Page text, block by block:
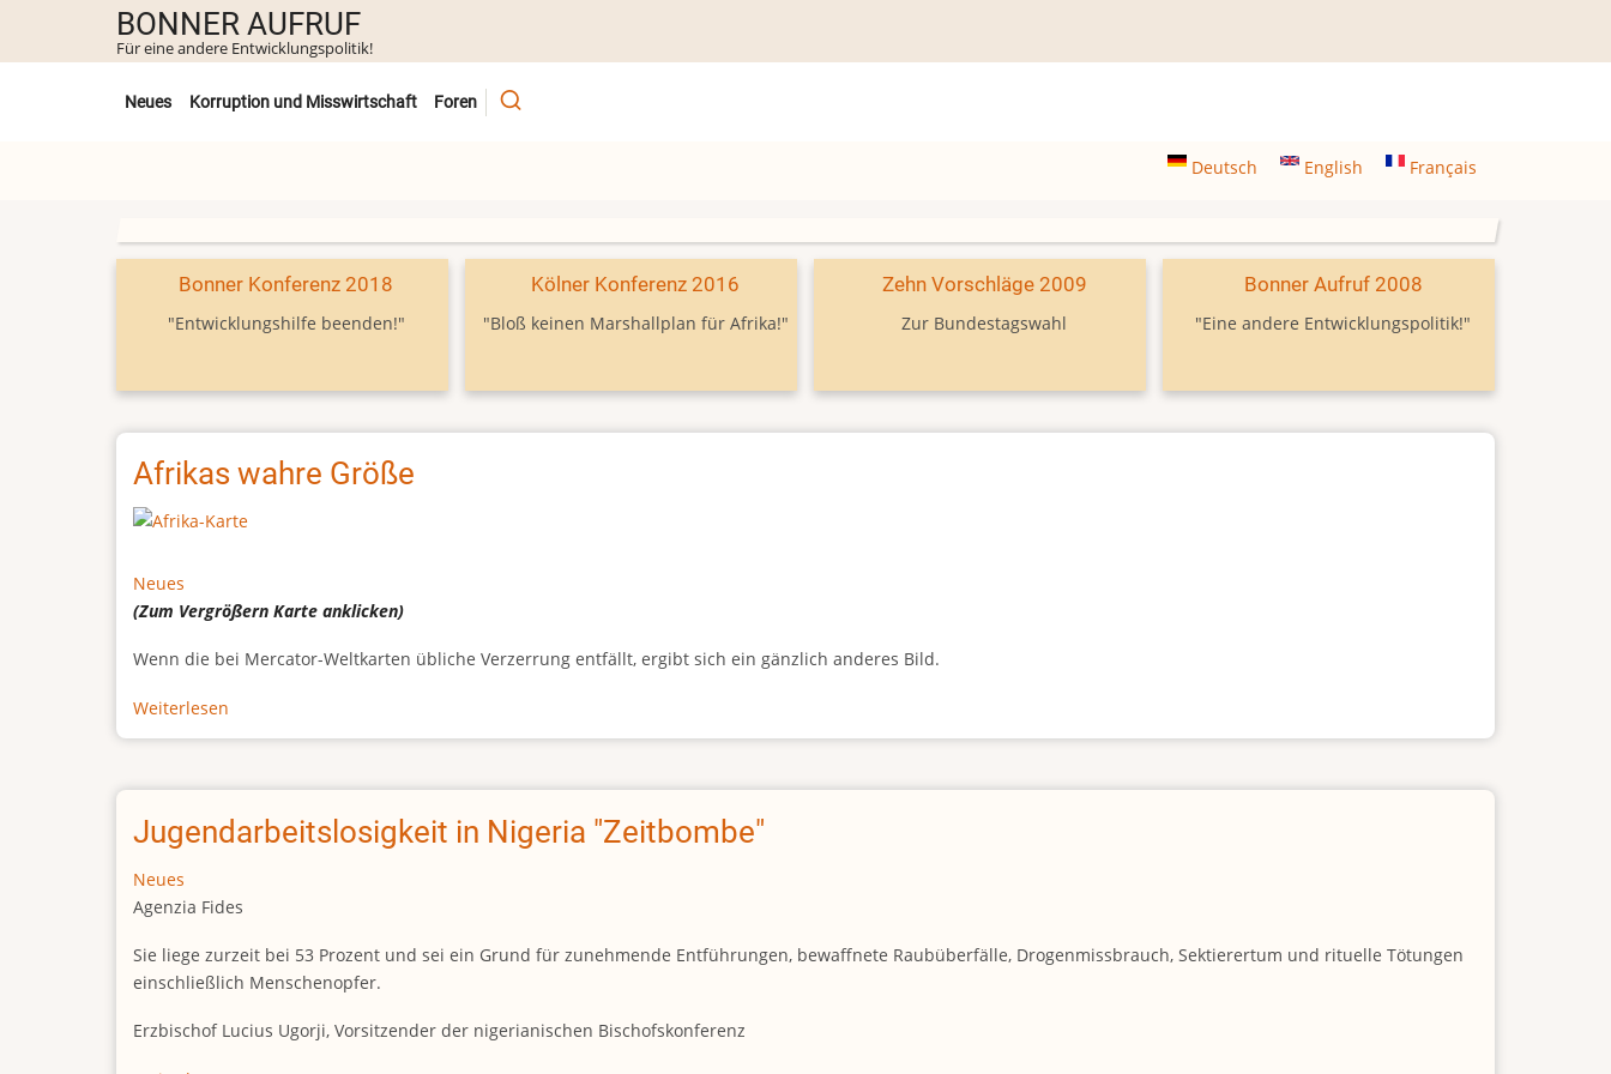
Inhalt
BONNER AUFRUF
Für eine andere Entwicklungspolitik!
Untermenü
Neues Korruption und Misswirtschaft Foren
Deutsch English Français
Bonner Konferenz 2018
"Entwicklungshilfe beenden!"
Kölner Konferenz 2016
"Bloß keinen Marshallplan für Afrika!"
Zehn Vorschläge 2009
Zur Bundestagswahl
Bonner Aufruf 2008
"Eine andere Entwicklungspolitik!"
Afrikas wahre Größe
Neues
(Zum VergrößernKarte anklicken)
Wenn die bei Mercator-Weltkarten übliche Verzerrung entfällt, ergibt sich ein gänzlich anderes Bild.
Weiterlesen
Afrikas
Größe
Jugendarbeitslosigkeit in Nigeria "Zeitbombe"
Neues
Agenzia Fides
Sie liege zurzeit bei 53 Prozent und sei ein Grund für zunehmende Entführungen, bewaffnete Raubüberfälle, Drogenmissbrauch, Sektierertum und rituelle Tötungen
einschließlich Menschenopfer.
Erzbischof Lucius Ugorji, Vorsitzender der nigerianischen Bischofskonferenz